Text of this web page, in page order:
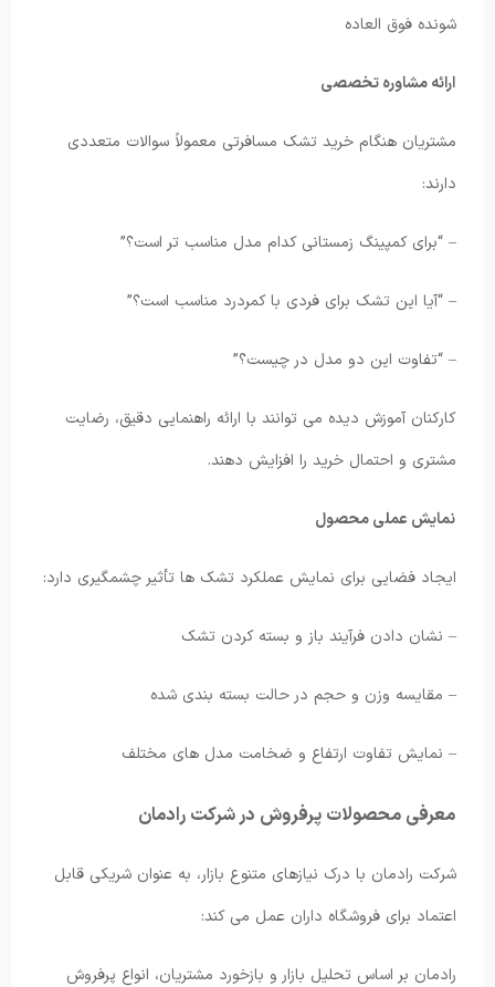
شونده فوق العاده
ارائه مشاوره تخصصی
مشتریان هنگام خرید تشک مسافرتی معمولاً سوالات متعددی
دارند:
– “برای کمپینگ زمستانی کدام مدل مناسب تر است؟”
– “آیا این تشک برای فردی با کمردرد مناسب است؟”
– “تفاوت این دو مدل در چیست؟”
کارکنان آموزش دیده می توانند با ارائه راهنمایی دقیق، رضایت
مشتری و احتمال خرید را افزایش دهند.
نمایش عملی محصول
ایجاد فضایی برای نمایش عملکرد تشک ها تأثیر چشمگیری دارد:
– نشان دادن فرآیند باز و بسته کردن تشک
– مقایسه وزن و حجم در حالت بسته بندی شده
– نمایش تفاوت ارتفاع و ضخامت مدل های مختلف
معرفی محصولات پرفروش در شرکت رادمان
شرکت رادمان با درک نیازهای متنوع بازار، به عنوان شریکی قابل
اعتماد برای فروشگاه داران عمل می کند:
رادمان بر اساس تحلیل بازار و بازخورد مشتریان، انواع پرفروش